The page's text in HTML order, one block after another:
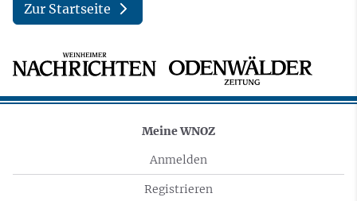
Zur Startseite
Meine WNOZ
Anmelden
Registrieren